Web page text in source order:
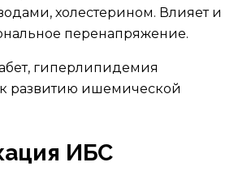
холестерином. Влияет и
перенапряжение.
гиперлипидемия
развитию ишемической
ИБС